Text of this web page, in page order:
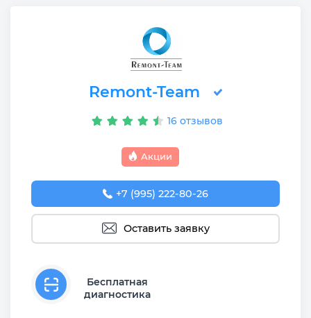
Remont-Team
16 отзывов
Акции
+7 (995) 222-80-26
Оставить заявку
Бесплатная
диагностика